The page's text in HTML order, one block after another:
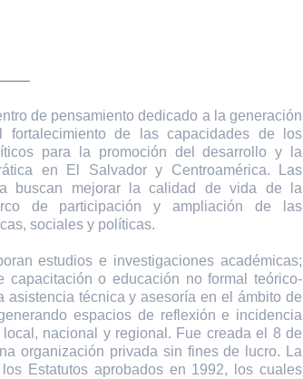
de pensamiento dedicado a la generación
fortalecimiento de las capacidades de los
para la promoción del desarrollo y la
en El Salvador y Centroamérica. Las
buscan mejorar la calidad de vida de la
de participación y ampliación de las
sociales y políticas.
estudios e investigaciones académicas;
capacitación o educación no formal teórico-
asistencia técnica y asesoría en el ámbito de
espacios de reflexión e incidencia
nacional y regional. Fue creada el 8 de
organización privada sin fines de lucro. La
Estatutos aprobados en 1992, los cuales